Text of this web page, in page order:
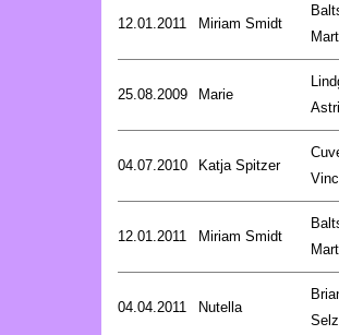
12.01.2011 Miriam Smidt
25.08.2009 Marie
04.07.2010 Katja Spitzer
12.01.2011 Miriam Smidt
04.04.2011 Nutella